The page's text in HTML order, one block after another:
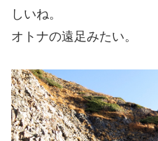
しいね。
オトナの遠足みたい。